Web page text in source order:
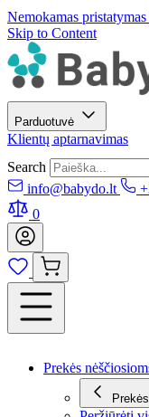
Nemokamas
Skip to Content
Parduotuvė
Klientų aptarnavimas
Search
info@babydo.lt
0
Prekės